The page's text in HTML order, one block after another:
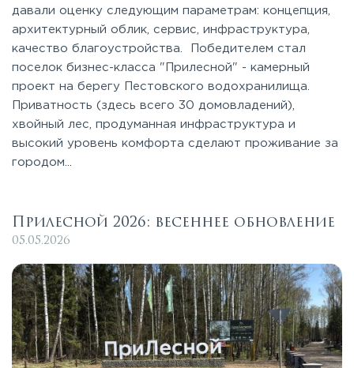
давали оценку следующим параметрам: концепция,
архитектурный облик, сервис, инфраструктура,
качество благоустройства. Победителем стал
поселок бизнес-класса "Прилесной" - камерный
проект на берегу Пестовского водохранилища.
Приватность (здесь всего 30 домовладений),
хвойный лес, продуманная инфраструктура и
высокий уровень комфорта сделают проживание за
городом...
Прилесной 2026: весеннее обновление
05.05.2026